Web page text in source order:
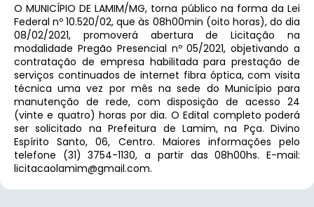
O MUNICÍPIO DE LAMIM/MG, torna público na forma da Lei
Federal nº 10.520/02, que às 08h00min (oito horas), do dia
08/02/2021, promoverá abertura de Licitação na
modalidade Pregão Presencial nº 05/2021, objetivando a
contratação de empresa habilitada para prestação de
serviços continuados de internet fibra óptica, com visita
técnica uma vez por mês na sede do Município para
manutenção de rede, com disposição de acesso 24
(vinte e quatro) horas por dia. O Edital completo poderá
ser solicitado na Prefeitura de Lamim, na Pça. Divino
Espírito Santo, 06, Centro. Maiores informações pelo
telefone (31) 3754-1130, a partir das 08h00hs. E-mail:
licitacaolamim@gmail.com.